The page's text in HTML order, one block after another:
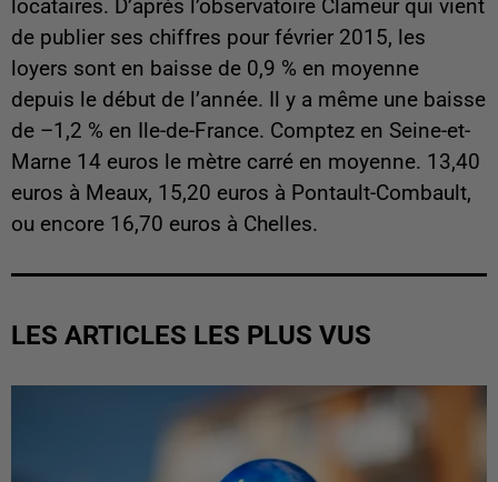
locataires. D’après l’observatoire Clameur qui vient
de publier ses chiffres pour février 2015, les
loyers sont en baisse de 0,9 % en moyenne
depuis le début de l’année. Il y a même une baisse
de –1,2 % en Ile-de-France. Comptez en Seine-et-
Marne 14 euros le mètre carré en moyenne. 13,40
euros à Meaux, 15,20 euros à Pontault-Combault,
ou encore 16,70 euros à Chelles.
LES ARTICLES LES PLUS VUS